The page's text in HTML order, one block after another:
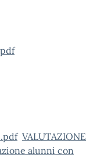
VALUTAZIONE
alunni con